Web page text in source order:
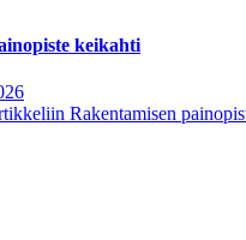
keikahti
Rakentamisen